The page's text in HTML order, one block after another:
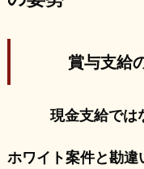
賞与支給
現金支給では
ホワイト案件と勘